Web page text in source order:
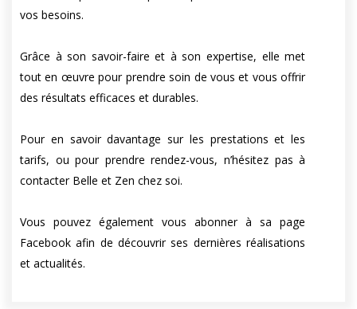
vos besoins.
Grâce à son savoir-faire et à son expertise, elle met
tout en œuvre pour prendre soin de vous et vous offrir
des résultats efficaces et durables.
Pour en savoir davantage sur les prestations et les
tarifs, ou pour prendre rendez-vous, n’hésitez pas à
contacter Belle et Zen chez soi.
Vous pouvez également vous abonner à sa page
Facebook afin de découvrir ses dernières réalisations
et actualités.